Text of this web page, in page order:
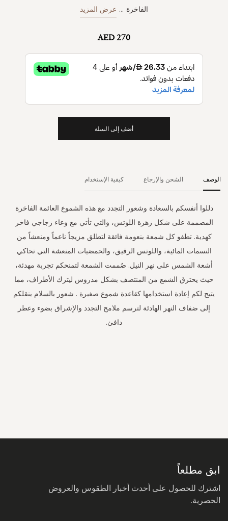
الفاخرة ... عرض المزيد
AED 270
أضف إلى السلة
الوصف
دللوا أنفسكم بالسعادة وشعور التجدد مع هذه الشموع العائمة الفاخرة
المصممة على شكل زهرة اللوتس، والتي تأتي مع وعاء زجاجي فاخر
كهدية. تطفو كل شمعة بنعومة فائقة لتطلق مزيجاً ناعماً ومنعشاً من
النسمات المائية، واللوتس الرقيق، والحمضيات المنعشة التي تحاكي
أشعة الشمس على نهر النيل. صُممت الشمعة لتمنحكم تجربة مهدئة،
حيث يحترق الشمع من المنتصف بشكل مدروس ليترك الأطراف، مما
يتيح لكم إعادة استخدامها كقاعدة شموع صغيرة . شعور بالسلام ينقلكم
إلى ضفاف النهر الهادئة لترسم ملامح التجدد والإشراق بضوء وعطر
دافئ.
الشحن والإرجاع كيفية الإستخدام
ابق مطلعاً
اشترك للحصول على أحدث أخبار الطقوس والعروض
الحصرية.